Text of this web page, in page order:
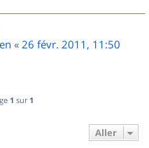
« 26 févr. 2011, 11:50
1 sur 1
Aller